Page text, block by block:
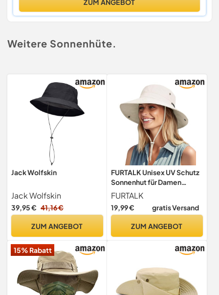
ZUM ANGEBOT
Weitere Sonnenhüte.
Jack Wolfskin
Jack Wolfskin
39,95 € 41,16 €
ZUM ANGEBOT
FURTALK Unisex UV Schutz
Sonnenhut für Damen
Herren Sommerhut Faltbar
Wanderhut Tragbar Outdoor
Fischerhut mit Breite
FURTALK
19,99 € gratis Versand
ZUM ANGEBOT
15% Rabatt